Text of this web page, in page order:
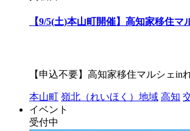
【9/5(土)本山町開催】高知家移住マ
【申込不要】高知家移住マルシェin
本山町 嶺北（れいほく）地域 高知
イベント
受付中